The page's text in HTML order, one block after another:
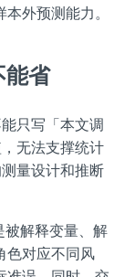
外预测能力。
能省
只写「本文调
无法支撑统计
量设计和推断
被解释变量、解
色对应不同风